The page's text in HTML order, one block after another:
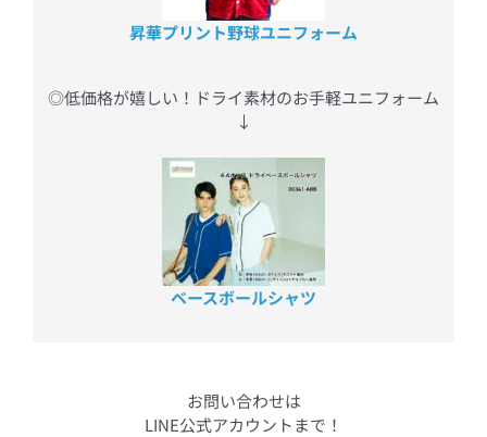
昇華プリント野球ユニフォーム
◎低価格が嬉しい！ドライ素材のお手軽ユニフォーム
↓
ベースボールシャツ
お問い合わせは
LINE公式アカウントまで！